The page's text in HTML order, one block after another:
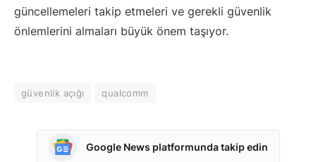
güncellemeleri takip etmeleri ve gerekli güvenlik
önlemlerini almaları büyük önem taşıyor.
güvenlik açığı qualcomm
Google News platformunda takip edin